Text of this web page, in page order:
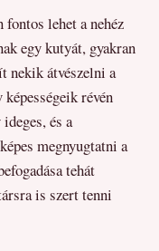
fontos lehet a nehéz
egy kutyát, gyakran
nekik átvészelni a
révén
és a
megnyugtatni a
tehát
is szert tenni